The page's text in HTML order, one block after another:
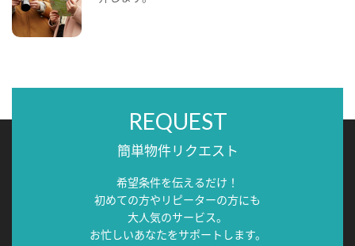
REQUEST
簡単物件リクエスト
希望条件を伝えるだけ！
初めての方やリピーターの方にも
大人気のサービス。
お忙しいあなたをサポートします。